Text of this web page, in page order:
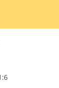
In diesem